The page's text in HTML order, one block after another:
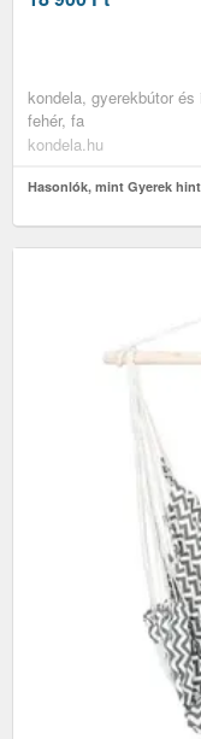
kondela, gyerekbútor
fehér, fa
kondela.hu
Hasonlók, mint Gyerek